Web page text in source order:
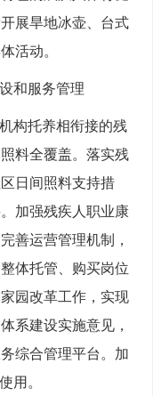
展旱地冰壶、台式
活动。
和服务管理
构托养相衔接的残
料全覆盖。落实残
日间照料支持措
加强残疾人职业康
善运营管理机制，
体托管、购买岗位
园改革工作，实现
系建设实施意见，
综合管理平台。加
用。